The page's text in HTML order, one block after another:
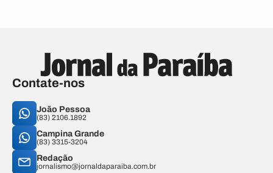
Contate-nos
João Pessoa
(83) 2106.1892
Campina Grande
(83) 3315-3204
Redação
jornalismo@jornaldaparaiba.com.br